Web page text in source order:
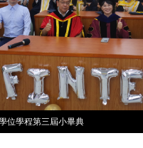
位學程第三屆小畢典